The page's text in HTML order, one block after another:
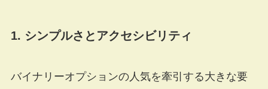
1. シンプルさとアクセシビリティ
バイナリーオプションの人気を牽引する大きな要